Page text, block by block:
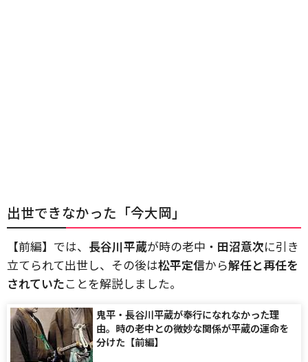
出世できなかった「今大岡」
【前編】では、 長谷川平蔵が時の老中・ 田沼意次に引き
立てられて出世し、その後は松平定信から解任と再任を
されていたことを解説しました。
鬼平・長谷川平蔵が奉行になれなかった理
由。時の老中との微妙な関係が平蔵の運命を
分けた【前編】